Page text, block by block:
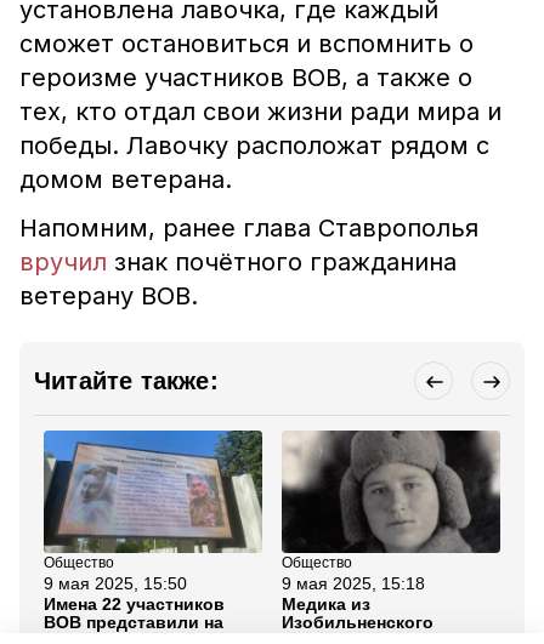
установлена лавочка, где каждый
сможет остановиться и вспомнить о
героизме участников ВОВ, а также о
тех, кто отдал свои жизни ради мира и
победы. Лавочку расположат рядом с
домом ветерана.
Напомним, ранее глава Ставрополья
вручил знак почётного гражданина
ветерану ВОВ.
Читайте также:
Общество
9 мая 2025, 15:50
Имена 22 участников
ВОВ представили на
Общество
9 мая 2025, 15:18
Медика из
Изобильненского